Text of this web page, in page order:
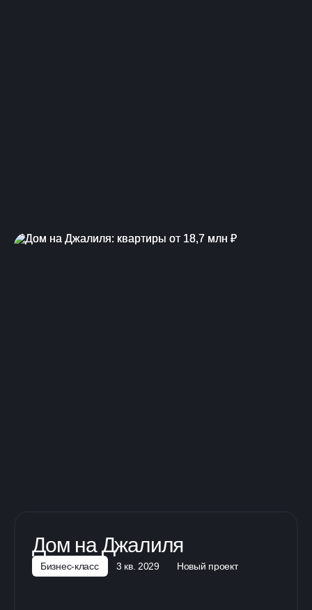
Дом на Джалиля
Бизнес-класс 3 кв. 2029 Новый проект